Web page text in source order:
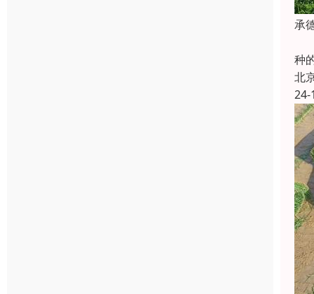
承
种
北
24-